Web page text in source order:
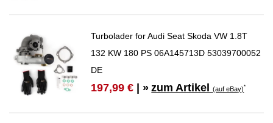
Turbolader for Audi Seat Skoda VW 1.8T
132 KW 180 PS 06A145713D 53039700052
DE
197,99 € | » zum Artikel(auf eBay)*